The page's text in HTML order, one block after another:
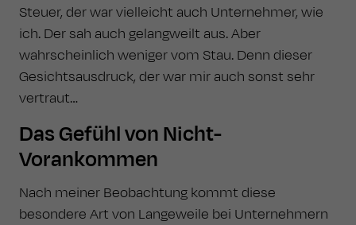
Steuer, der war vielleicht auch Unternehmer, wie
ich. Der sah auch gelangweilt aus. Aber
wahrscheinlich weniger vom Stau. Denn dieser
Gesichtsausdruck, der war mir auch sonst sehr
vertraut…
Das Gefühl von Nicht-
Vorankommen
Nach meiner Beobachtung kommt diese
besondere Art von Langeweile bei Unternehmern